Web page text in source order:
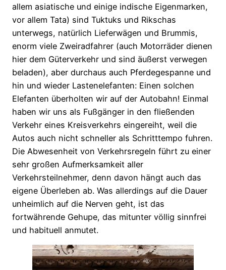
allem asiatische und einige indische Eigenmarken,
vor allem Tata) sind Tuktuks und Rikschas
unterwegs, natürlich Lieferwägen und Brummis,
enorm viele Zweiradfahrer (auch Motorräder dienen
hier dem Güterverkehr und sind äußerst verwegen
beladen), aber durchaus auch Pferdegespanne und
hin und wieder Lastenelefanten: Einen solchen
Elefanten überholten wir auf der Autobahn! Einmal
haben wir uns als Fußgänger in den fließenden
Verkehr eines Kreisverkehrs eingereiht, weil die
Autos auch nicht schneller als Schritttempo fuhren.
Die Abwesenheit von Verkehrsregeln führt zu einer
sehr großen Aufmerksamkeit aller
Verkehrsteilnehmer, denn davon hängt auch das
eigene Überleben ab. Was allerdings auf die Dauer
unheimlich auf die Nerven geht, ist das
fortwährende Gehupe, das mitunter völlig sinnfrei
und habituell anmutet.